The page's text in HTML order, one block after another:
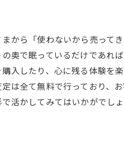
まから「使わないから売って
奥で眠っているだけであれ
購入したり、心に残る体験を
定は全て無料で行っており、
で活かしてみてはいかがでし